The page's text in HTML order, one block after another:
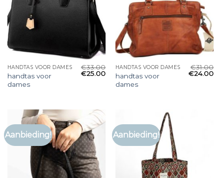
HANDTAS VOOR DAMES
handtas voor
dames
€33.00
€25.00
HANDTAS VOOR DAMES
handtas voor
dames
€31.00
€24.00
Aanbieding! Aanbieding!